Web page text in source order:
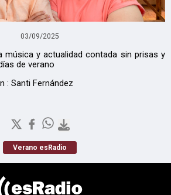
03/09/2025
música y actualidad contada sin prisas y
de verano
: Santi Fernández
Verano esRadio